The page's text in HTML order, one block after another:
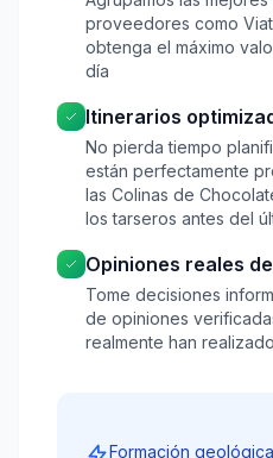
proveedores como
obtenga el máximo
día
Itinerarios
No pierda tiempo
están perfectamente
las Colinas de
los tarseros antes del
Opiniones reales
Tome decisiones
de opiniones
realmente han
Formación